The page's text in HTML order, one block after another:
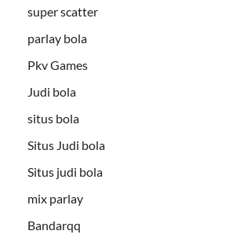
super scatter
parlay bola
Pkv Games
Judi bola
situs bola
Situs Judi bola
Situs judi bola
mix parlay
Bandarqq